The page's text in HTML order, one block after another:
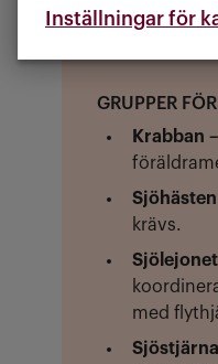
Inställningar för
till simskolan.
GRUPPER
Krabban –
Sjöhästen
krävs.
med